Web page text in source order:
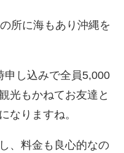
所に海もあり沖縄を
申し込みで全員5,000
光もかねてお友達と
なりますね。
、料金も良心的なの